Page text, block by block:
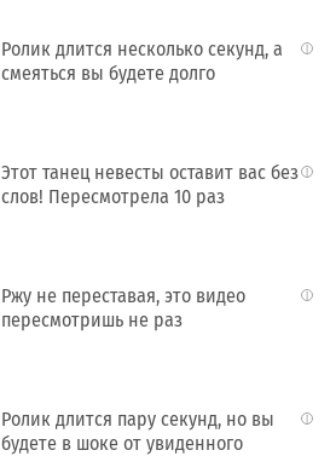
i
Ролик длится несколько секунд, а
смеяться вы будете долго
i
Этот танец невесты оставит вас без
слов! Пересмотрела 10 раз
i
Ржу не переставая, это видео
пересмотришь не раз
i
Ролик длится пару секунд, но вы
будете в шоке от увиденного